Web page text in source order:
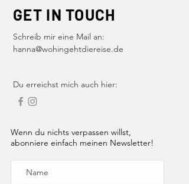
GET IN TOUCH
Schreib mir eine Mail an:
hanna@wohingehtdiereise.de
Du erreichst mich auch hier:
Wenn du nichts verpassen willst,
abonniere einfach meinen Newsletter!